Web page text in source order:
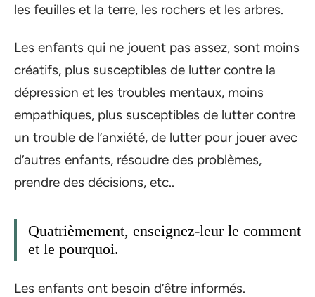
les feuilles et la terre, les rochers et les arbres.
Les enfants qui ne jouent pas assez, sont moins
créatifs, plus susceptibles de lutter contre la
dépression et les troubles mentaux, moins
empathiques, plus susceptibles de lutter contre
un trouble de l’anxiété, de lutter pour jouer avec
d’autres enfants, résoudre des problèmes,
prendre des décisions, etc..
Quatrièmement, enseignez-leur le comment
et le pourquoi.
Les enfants ont besoin d’être informés.